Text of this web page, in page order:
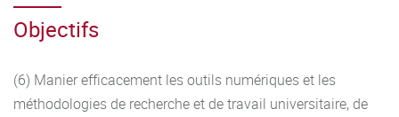
Objectifs
(6) Manier efficacement les outils numériques et les
méthodologies de recherche et de travail universitaire, de